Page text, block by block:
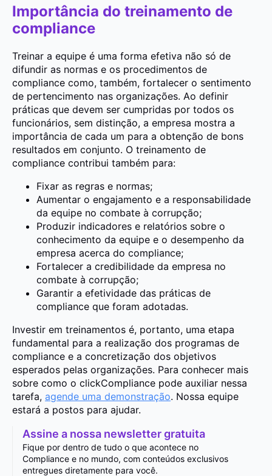
Importância do treinamento de
compliance
Treinar a equipe é uma forma efetiva não só de
difundir as normas e os procedimentos de
compliance como, também, fortalecer o sentimento
de pertencimento nas organizações. Ao definir
práticas que devem ser cumpridas por todos os
funcionários, sem distinção, a empresa mostra a
importância de cada um para a obtenção de bons
resultados em conjunto. O treinamento de
compliance contribui também para:
Fixar as regras e normas;
Aumentar o engajamento e a responsabilidade
da equipe no combate à corrupção;
Produzir indicadores e relatórios sobre o
conhecimento da equipe e o desempenho da
empresa acerca do compliance;
Fortalecer a credibilidade da empresa no
combate à corrupção;
Garantir a efetividade das práticas de
compliance que foram adotadas.
Investir em treinamentos é, portanto, uma etapa
fundamental para a realização dos programas de
compliance e a concretização dos objetivos
esperados pelas organizações. Para conhecer mais
sobre como o clickCompliance pode auxiliar nessa
tarefa, agende uma demonstração. Nossa equipe
estará a postos para ajudar.
Assine a nossa newsletter gratuita
Fique por dentro de tudo o que acontece no
Compliance e no mundo, com conteúdos exclusivos
entregues diretamente para você.